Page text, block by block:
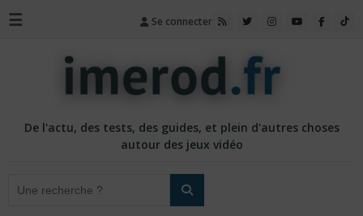
☰ Se connecter
De l'actu, des tests, des guides, et plein d'autres choses
autour des jeux vidéo